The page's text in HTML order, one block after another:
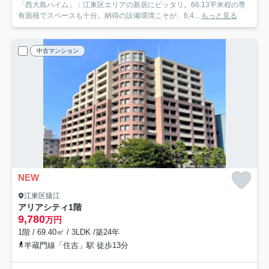
「西大島ハイム」：江東区エリアの新居にピッタリ。66.13平米程の専
有面積でスペースも十分。納得の設備環境こそが、6,4... もっと見る
中古マンション
NEW
江東区猿江
アリアシティ1階
9,780万円
1階 / 69.40㎡ / 3LDK /築24年
半蔵門線「住吉」駅 徒歩13分